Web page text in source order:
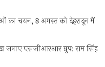
का चयन, 8 अगस्त को देहरादून में
जगाए एसजीआरआर ग्रुप: राम सिंह